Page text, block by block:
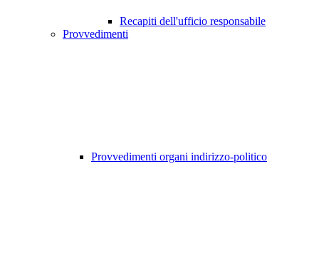
Recapiti dell'ufficio responsabile
Provvedimenti
Provvedimenti organi indirizzo-politico